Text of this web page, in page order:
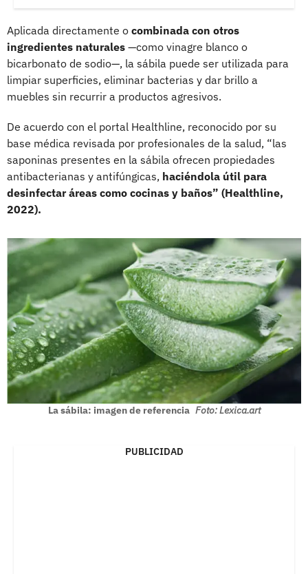
Aplicada directamente o combinada con otros
ingredientes naturales —como vinagre blanco o
bicarbonato de sodio—, la sábila puede ser utilizada para
limpiar superficies, eliminar bacterias y dar brillo a
muebles sin recurrir a productos agresivos.
De acuerdo con el portal Healthline, reconocido por su
base médica revisada por profesionales de la salud, “las
saponinas presentes en la sábila ofrecen propiedades
antibacterianas y antifúngicas, haciéndola útil para
desinfectar áreas como cocinas y baños” (Healthline,
2022).
La sábila: imagen de referencia Foto: Lexica.art
PUBLICIDAD